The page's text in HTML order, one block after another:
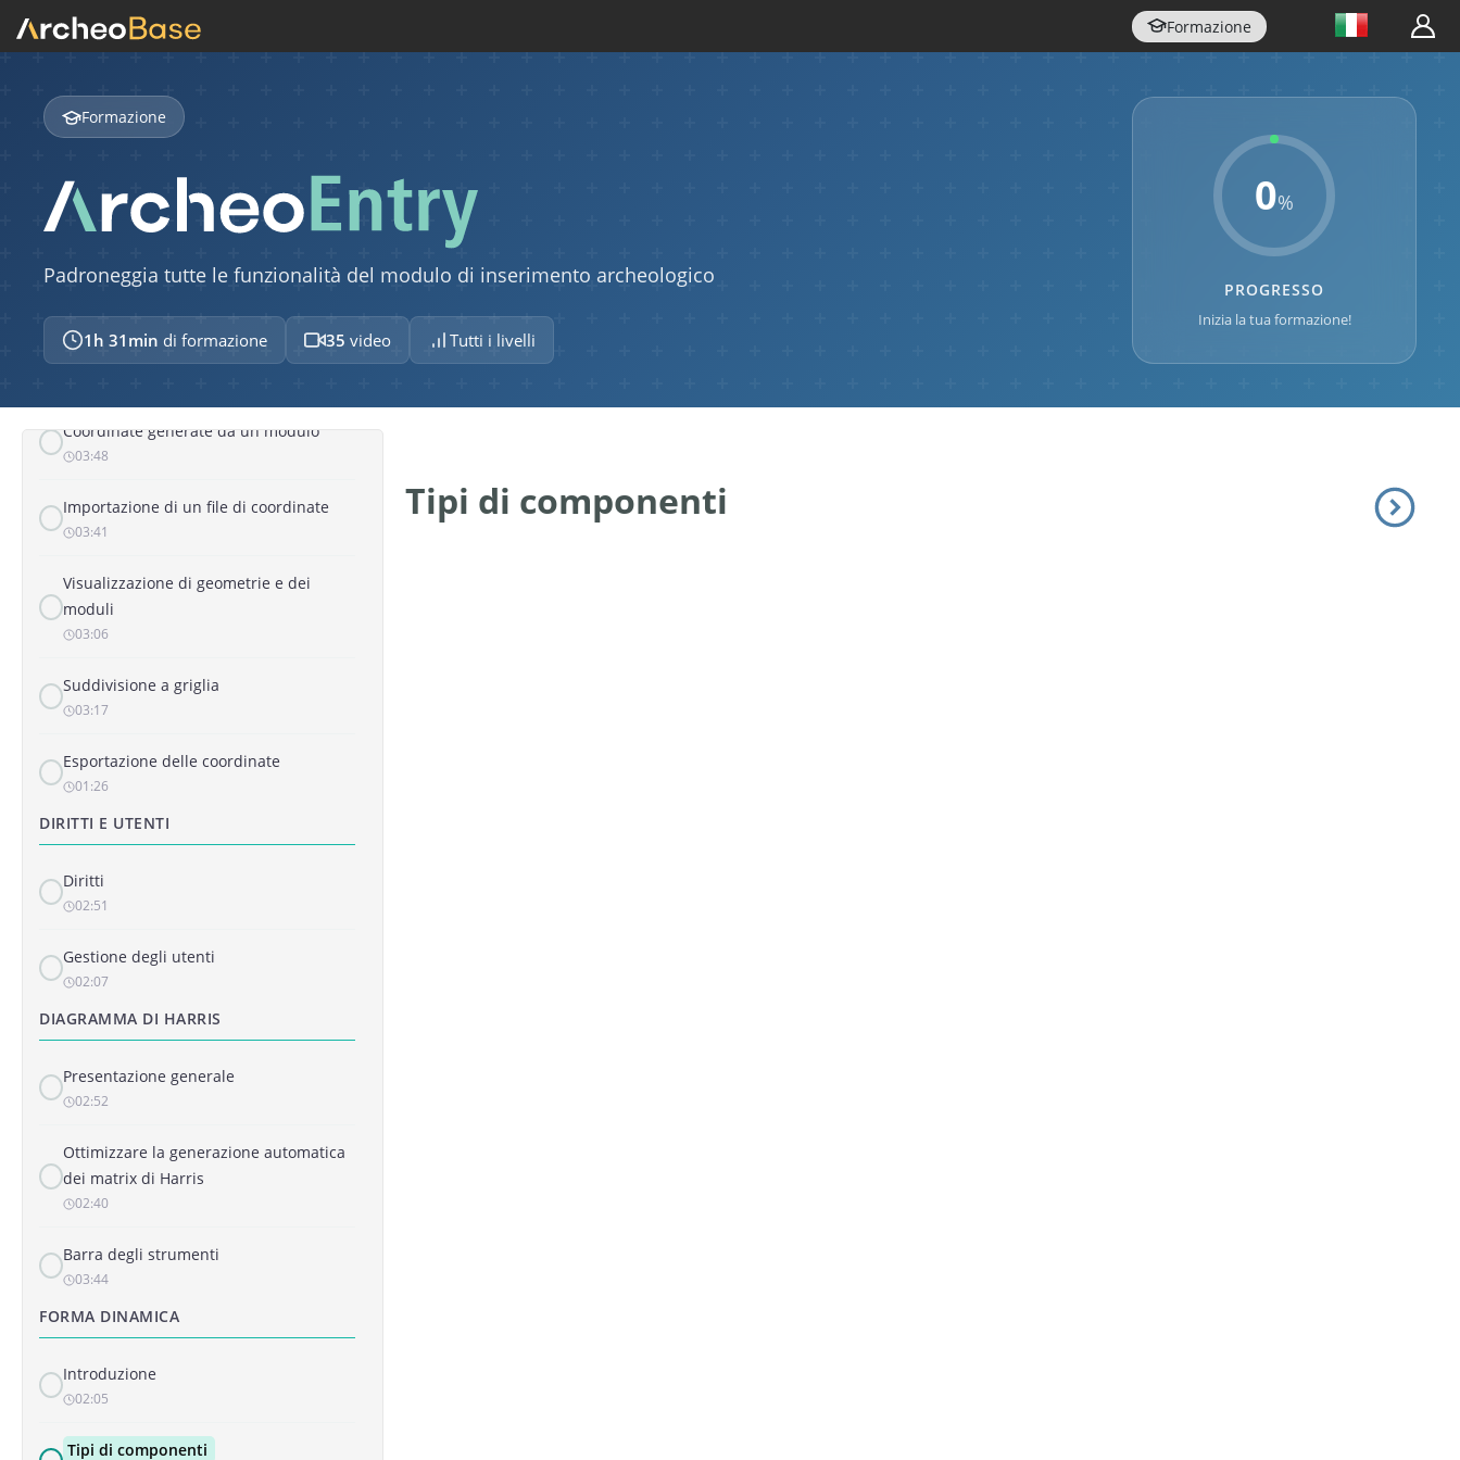
Formazione
Formazione
Padroneggia tutte le funzionalità del modulo di inserimento archeologico
1h 31min di formazione 35 video Tutti i livelli
0%
PROGRESSO
Inizia la tua formazione!
Presentazione generale del modulo di
disegno
MAPPA E GEOLOCALIZZAZIONE
Presentazione generale del modulo
mappa
02:37
Sistema di coordinate
Coordinate generate dalla mappa
Coordinate generate da un modulo
03:48
Importazione di un file di coordinate
03:41
Visualizzazione di geometrie e dei
moduli
03:06
Suddivisione a griglia
03:17
Esportazione delle coordinate
01:26
DIRITTI E UTENTI
Diritti
02:51
Gestione degli utenti
02:07
DIAGRAMMA DI HARRIS
Presentazione generale
02:52
Ottimizzare la generazione automatica
dei matrix di Harris
02:40
Barra degli strumenti
03:44
FORMA DINAMICA
Introduzione
02:05
Tipi di componenti
Tipi di componenti